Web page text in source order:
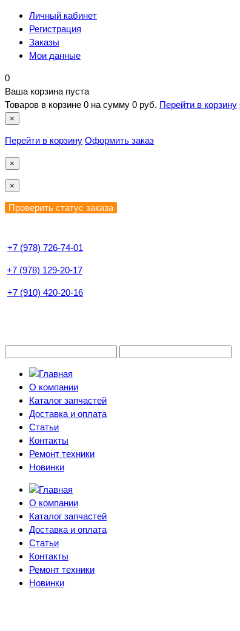
Личный кабинет
Регистрация
Заказы
Мои данные
0
Ваша корзина пуста
Товаров в корзине 0 на сумму 0 руб. Перейти в корзину
×
Перейти в корзину Оформить заказ
×
×
+7 (978) 726-74-01
+7 (978) 129-20-17
+7 (910) 420-20-16
О компании
Каталог запчастей
Доставка и оплата
Статьи
Контакты
Ремонт техники
Новинки
О компании
Каталог запчастей
Доставка и оплата
Статьи
Контакты
Ремонт техники
Новинки